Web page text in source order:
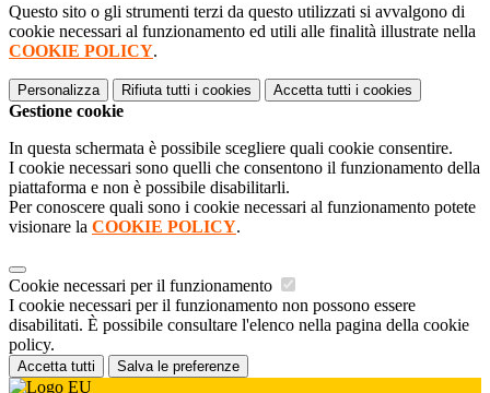
Questo sito o gli strumenti terzi da questo utilizzati si avvalgono di
cookie necessari al funzionamento ed utili alle finalità illustrate nella
COOKIE POLICY.
Personalizza Rifiuta tutti i cookies Accetta tutti i cookies
Gestione cookie
In questa schermata è possibile scegliere quali cookie consentire.
I cookie necessari sono quelli che consentono il funzionamento della
piattaforma e non è possibile disabilitarli.
Per conoscere quali sono i cookie necessari al funzionamento potete
visionare la COOKIE POLICY.
Cookie necessari per il funzionamento
I cookie necessari per il funzionamento non possono essere
disabilitati. È possibile consultare l'elenco nella pagina della cookie
policy.
Accetta tutti Salva le preferenze